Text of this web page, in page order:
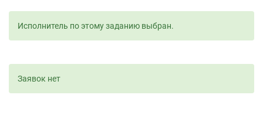
Исполнитель по этому заданию выбран.
Заявок нет